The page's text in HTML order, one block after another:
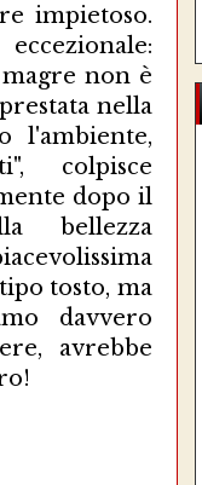
impietoso.
non è
nella
l'ambiente,
colpisce
dopo il
bellezza
tosto, ma
davvero
avrebbe